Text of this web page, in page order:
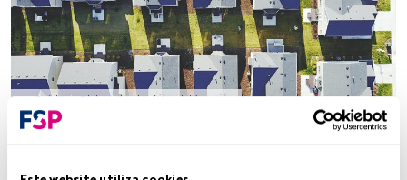
Créditos: Blake Wheeler (Unsplah)
Tempo de leitura: 3 min.